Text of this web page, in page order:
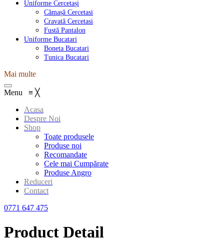
Uniforme Cercetași
Cămașă Cercetasi
Cravată Cercetasi
Fustă Pantalon
Uniforme Bucatari
Boneta Bucatari
Tunica Bucatari
Mai multe
Menu ≡ ╳
Acasa
Despre Noi
Shop
Toate produsele
Produse noi
Recomandate
Cele mai Cumpărate
Produse Angro
Reduceri
Contact
0771 647 475
Product Detail